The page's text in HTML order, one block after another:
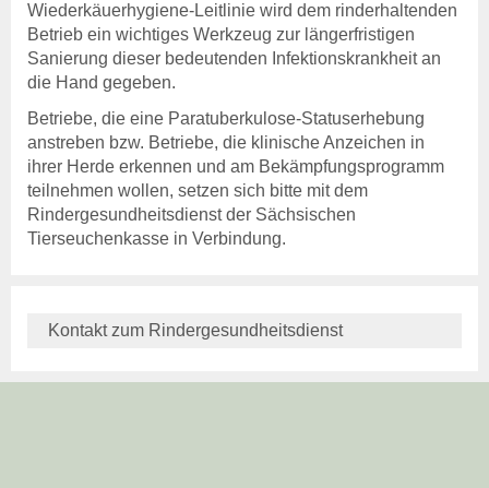
Login
Neuanmeldung
Tierseuchenkasse
Wiederkäuerhygiene-Leitlinie wird dem rinderhaltenden
Betrieb ein wichtiges Werkzeug zur längerfristigen
Sanierung dieser bedeutenden Infektionskrankheit an
die Hand gegeben.
Betriebe, die eine Paratuberkulose-Statuserhebung
anstreben bzw. Betriebe, die klinische Anzeichen in
ihrer Herde erkennen und am Bekämpfungsprogramm
teilnehmen wollen, setzen sich bitte mit dem
Rindergesundheitsdienst der Sächsischen
Tierseuchenkasse in Verbindung.
Kontakt zum Rindergesundheitsdienst